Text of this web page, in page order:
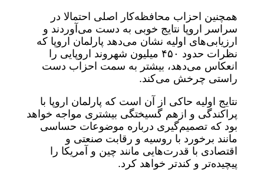
همچنین احزاب محافظه‌کار اصلی احتمالا در
سراسر اروپا نتایج خوبی به دست می‌آوردند و
ارزیابی‌های اولیه نشان می‌دهد پارلمان اروپا که
نظرات حدود ۴۵۰ میلیون شهروند اروپایی را
انعکاس می‌دهد، بیشتر به سمت احزاب دست
راستی چرخش می‌کند.
نتایج اولیه حاکی از آن است که پارلمان اروپا با
پراکندگی و ازهم گسیختگی بیشتری مواجه خواهد
بود که تصمیم‌گیری درباره موضوعات حساسی
مانند برخورد با روسیه و رقابت صنعتی و
اقتصادی با قدرت‌هایی مانند چین و آمریکا را
پیچیده‌تر و کندتر خواهد کرد.